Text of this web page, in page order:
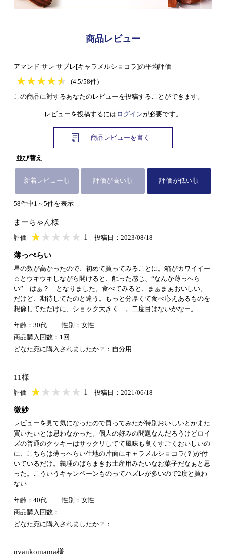
商品レビュー
アマンド サレ サブレ[キャラメルショコラ]の平均評価
★★★★★
★★★★★
(4.5/58件)
この商品に対するあなたのレビューを投稿することができます。
レビューを投稿するには ログインが必要です。
商品レビューを書く
並び替え
新着レビュー順 評価が高い順 評価が低い順
58件中1～5件を表示
まーちゃん様
評価 ★★★★★
★★★★★ 1 投稿日：2023/08/18
薄っぺらい
星の数が高かったので、初めて買ってみることに。箱がカワイイー
☆とウキウキしながら開けると、触った感じ、“なんか薄っぺら
い” はぁ？ となりました。食べてみると、まぁまぁおいしい。
だけど、期待してたのと違う。もっと分厚くて食べ応えあるものを
想像してただけに、ショック大きく…。二度目はないかなー。
年齢：30代
性別：女性
商品購入回数：1回
どなた宛に購入されましたか？：自分用
11様
評価 ★★★★★
★★★★★ 1 投稿日：2021/06/18
微妙
レビューを見て気になったので買ってみたが特別おいしいとかまた
買いたいとは思わなかった。個人の好みの問題なんだろうけどロイ
ズの普通のクッキーはサックリしてて風味も良くすごくおいしいの
に、こちらは薄っぺらい生地の片面にキャラメルショコラ(？)が付
いているだけ。義理のばらまきお土産用みたいなお菓子だなぁと思
った。こういうキャンペーンものってハズレが多いので2度と買わ
ない
年齢：40代
性別：女性
商品購入回数：
どなた宛に購入されましたか？：
nyankomama様